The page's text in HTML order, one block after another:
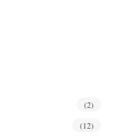
(2)
(12)